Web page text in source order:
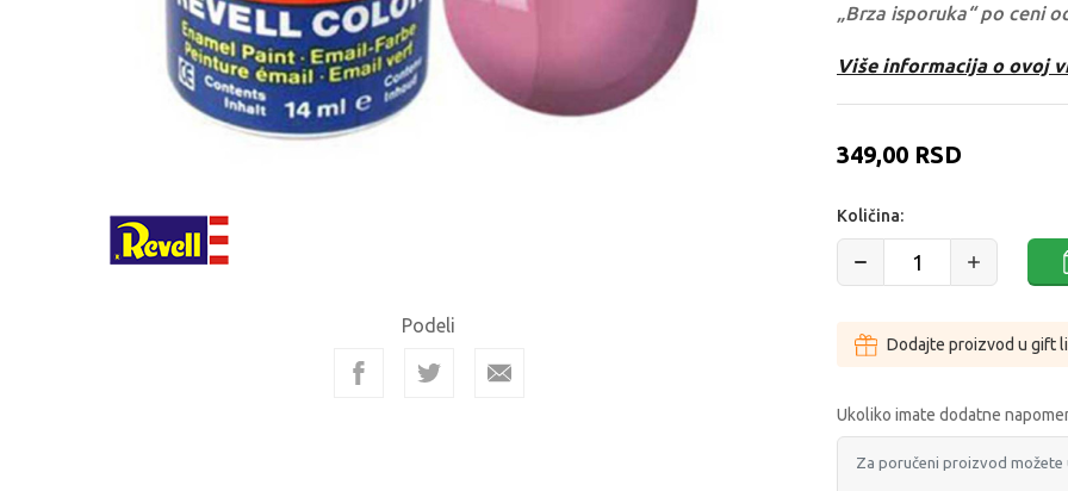
Podeli
„Brza isporuka“ po ceni
Više informacija o ovoj
349,00 RSD
Količina:
Dodajte proizvod u gift
Ukoliko imate dodatne